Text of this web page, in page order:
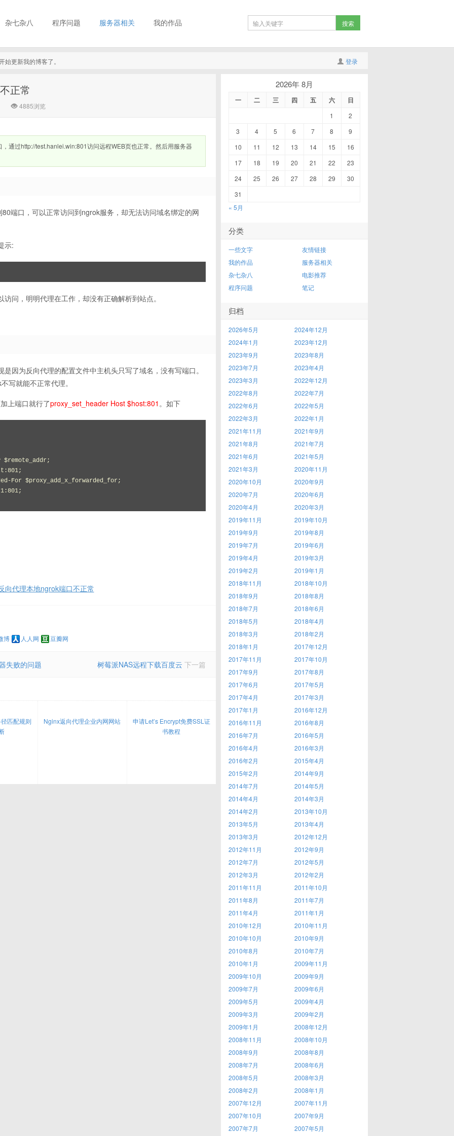
杂七杂八 程序问题 服务器相关 我的作品
登录
更新我的博客了。
正常
4885浏览
通过http://test.hanlei.win:801访问远程WEB页也正常。然后用服务器
端口，可以正常访问到ngrok服务，却无法访问域名绑定的网
示:
问，明明代理在工作，却没有正确解析到站点。
因为反向代理的配置文件中主机头只写了域名，没有写端口。
写就能不正常代理。
上端口就行了proxy_set_header Host $host:801 。如下
向代理本地ngrok端口不正常
博 人人网 豆瓣网
失败的问题 树莓派NAS远程下载百度云 下一篇
匹配规则
Nginx返向代理企业内网网站
申请Let’s Encrypt免费SSL证
书教程
2026年 8月
一 二 三 四 五 六 日
1
2
3
4 5 6 7 8
9
10
11 12 13 14 15
16
17
18 19 20 21 22
23
24
25 26 27 28 29
30
31
« 5月
分类
一些文字
友情链接
我的作品
服务器相关
杂七杂八
电影推荐
程序问题
笔记
归档
2026年5月
2024年12月
2024年1月
2023年12月
2023年9月
2023年8月
2023年7月
2023年4月
2023年3月
2022年12月
2022年8月
2022年7月
2022年6月
2022年5月
2022年3月
2022年1月
2021年11月
2021年9月
2021年8月
2021年7月
2021年6月
2021年5月
2021年3月
2020年11月
2020年10月
2020年9月
2020年7月
2020年6月
2020年4月
2020年3月
2019年11月
2019年10月
2019年9月
2019年8月
2019年7月
2019年6月
2019年4月
2019年3月
2019年2月
2019年1月
2018年11月
2018年10月
2018年9月
2018年8月
2018年7月
2018年6月
2018年5月
2018年4月
2018年3月
2018年2月
2018年1月
2017年12月
2017年11月
2017年10月
2017年9月
2017年8月
2017年6月
2017年5月
2017年4月
2017年3月
2017年1月
2016年12月
2016年11月
2016年8月
2016年7月
2016年5月
2016年4月
2016年3月
2016年2月
2015年4月
2015年2月
2014年9月
2014年7月
2014年5月
2014年4月
2014年3月
2014年2月
2013年10月
2013年5月
2013年4月
2013年3月
2012年12月
2012年11月
2012年9月
2012年7月
2012年5月
2012年3月
2012年2月
2011年11月
2011年10月
2011年8月
2011年7月
2011年4月
2011年1月
2010年12月
2010年11月
2010年10月
2010年9月
2010年8月
2010年7月
2010年1月
2009年11月
2009年10月
2009年9月
2009年7月
2009年6月
2009年5月
2009年4月
2009年3月
2009年2月
2009年1月
2008年12月
2008年11月
2008年10月
2008年9月
2008年8月
2008年7月
2008年6月
2008年5月
2008年3月
2008年2月
2008年1月
2007年12月
2007年11月
2007年10月
2007年9月
2007年7月
2007年5月